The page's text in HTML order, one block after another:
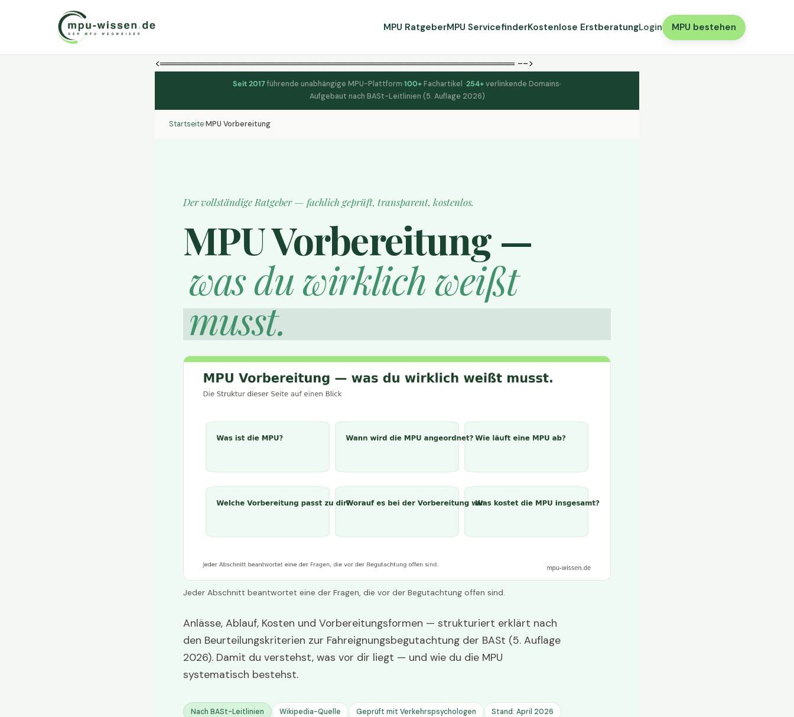
MPU RatgeberMPU ServicefinderKostenlose ErstberatungLogin MPU bestehen
<══════════════════════════════════════════════════ -->
Seit 2017führende unabhängige MPU-Plattform 100+Fachartikel ·254+verlinkende Domains
Aufgebaut nach BASt-Leitlinien (5. Auflage 2026)
Startseite›MPU Vorbereitung
Der vollständige Ratgeber — fachlich geprüft, transparent, kostenlos.
MPU Vorbereitung —
was du wirklich weißt
musst.
Jeder Abschnitt beantwortet eine der Fragen, die vor der Begutachtung offen sind.
Anlässe, Ablauf, Kosten und Vorbereitungsformen — strukturiert erklärt nach
den Beurteilungskriterien zur Fahreignungsbegutachtung der BASt (5. Auflage
2026). Damit du verstehst, was vor dir liegt — und wie du die MPU
systematisch bestehst.
Nach BASt-Leitlinien Wikipedia-Quelle Geprüft mit Verkehrspsychologen Stand: April 2026